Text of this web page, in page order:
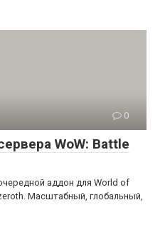
0
WoW: Battle
аддон для World of
Масштабный, глобальный,